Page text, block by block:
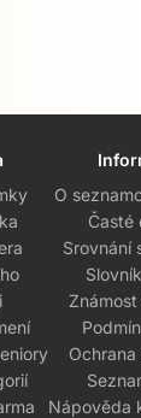
O
Časté
Srovnání
Ochrana
Nápověda